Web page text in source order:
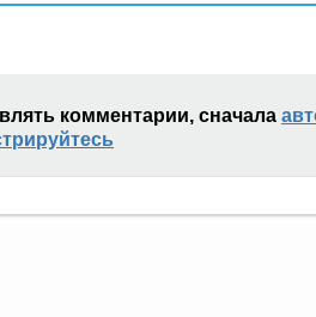
комментарии, сначала